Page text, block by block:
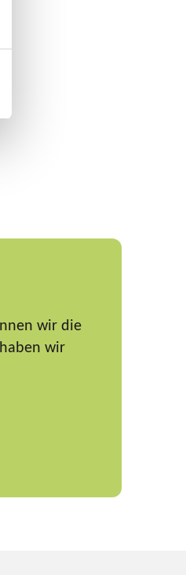
wir die
wir